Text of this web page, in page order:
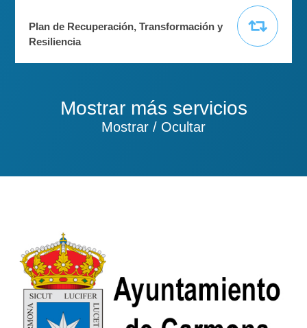
Plan de Recuperación, Transformación y
Resiliencia
Mostrar más servicios
Mostrar / Ocultar